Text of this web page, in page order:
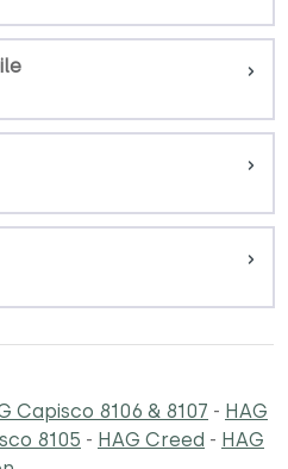
Capisco 8106 & 8107 - HAG
8105 - HAG Creed - HAG